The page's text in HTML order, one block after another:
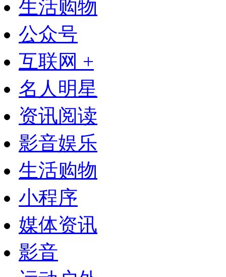
生活购物
公众号
互联网 +
名人明星
资讯阅读
影音娱乐
生活购物
小程序
媒体资讯
影音